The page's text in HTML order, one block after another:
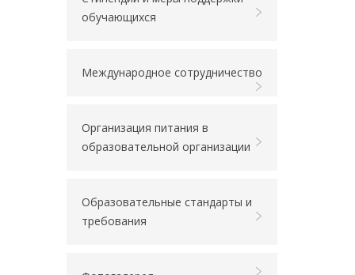
обучающихся
Международное сотрудничество
Организация питания в
образовательной организации
Образовательные стандарты и
требования